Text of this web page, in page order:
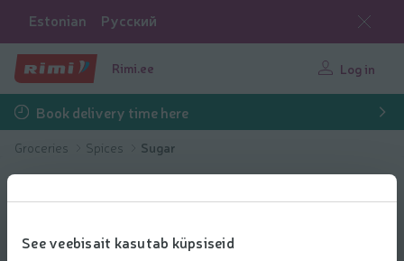
See veebisait kasutab küpsiseid
Estonian Русский
Rimi.ee Log in
Book delivery time here
Groceries Spices Sugar